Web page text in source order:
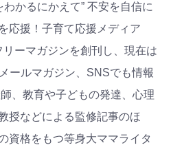
かるにかえて” 不安を自信に
応援！子育て応援メディア
ーマガジンを創刊し、現在は
ールマガジン、SNSでも情報
、教育や子どもの発達、心理
授などによる監修記事のほ
資格をもつ等身大ママライタ